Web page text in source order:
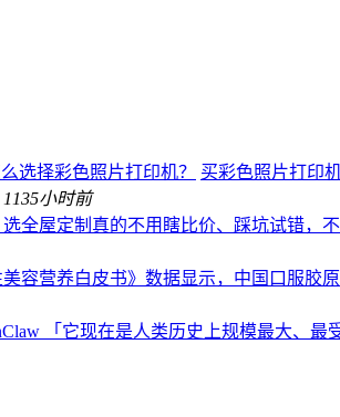
选择彩色照片打印机？
买彩色照片打印
1135小时前
全屋定制真的不用瞎比价、踩坑试错，
美容营养白皮书》数据显示，中国口服胶
「它现在是人类历史上规模最大、